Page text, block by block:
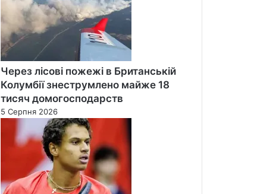
Через лісові пожежі в Британській
Колумбії знеструмлено майже 18
тисяч домогосподарств
5 Серпня 2026